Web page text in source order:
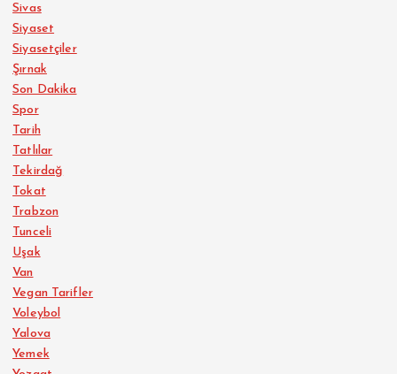
Sivas
Siyaset
Siyasetçiler
Şırnak
Son Dakika
Spor
Tarih
Tatlılar
Tekirdağ
Tokat
Trabzon
Tunceli
Uşak
Van
Vegan Tarifler
Voleybol
Yalova
Yemek